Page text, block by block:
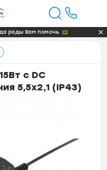
рады Вам помочь
с DC
5,5х2,1 (IP43)